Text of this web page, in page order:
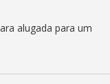
alugada para um